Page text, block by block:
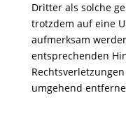
Dritter als solche
trotzdem auf eine
aufmerksam
entsprechenden
umgehend